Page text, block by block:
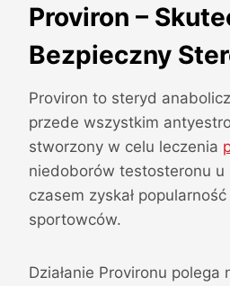
Proviron –
Bezpieczny
Proviron to steryd
przede wszystkim
stworzony w celu leczenia
niedoborów testosteronu u
czasem zyskał
sportowców.
Działanie Provironu polega